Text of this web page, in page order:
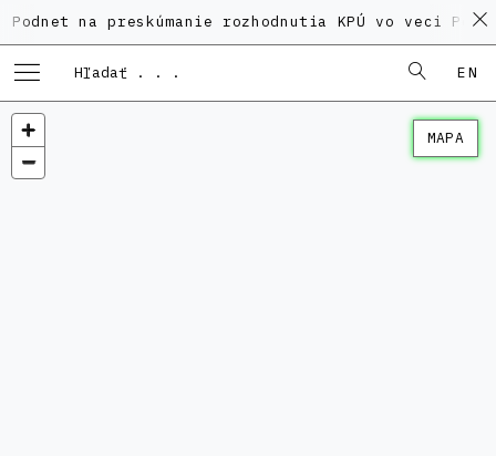
preskúmanie rozhodnutia KPÚ vo veci
EN
MAPA